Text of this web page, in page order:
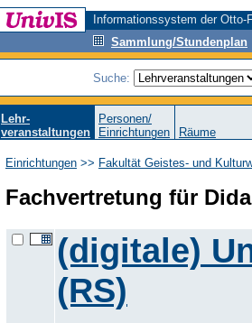
Informationssystem der
Sammlung/Stundenplan
Suche:
Lehr-
veranstaltungen
Personen/
Einrichtungen
Räume
Einrichtungen >> Fakultät Geistes- und
Fachvertretung für
(digitale)
(RS)